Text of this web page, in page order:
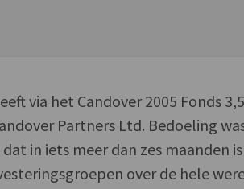
via het Candover 2005 Fonds 3,5
Partners Ltd. Bedoeling
in iets meer dan zes maanden is
over de hele